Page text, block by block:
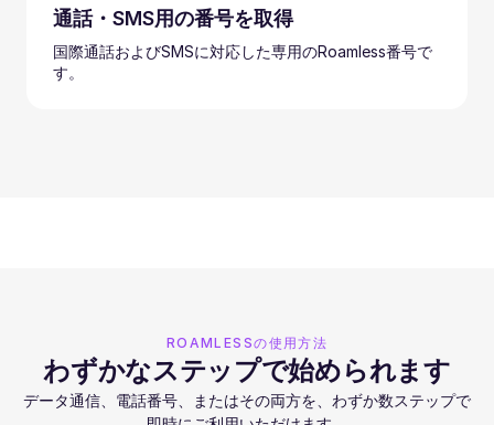
通話・SMS用の番号を取得
国際通話およびSMSに対応した専用のRoamless番号で
す。
ROAMLESSの使用方法
わずかなステップで始められます
データ通信、電話番号、またはその両方を、わずか数ステップで